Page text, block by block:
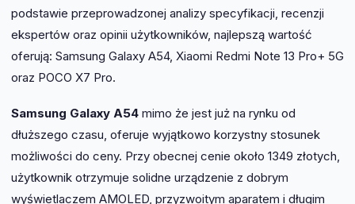
podstawie przeprowadzonej analizy specyfikacji, recenzji
ekspertów oraz opinii użytkowników, najlepszą wartość
oferują: Samsung Galaxy A54, Xiaomi Redmi Note 13 Pro+ 5G
oraz POCO X7 Pro.
Samsung Galaxy A54 mimo że jest już na rynku od
dłuższego czasu, oferuje wyjątkowo korzystny stosunek
możliwości do ceny. Przy obecnej cenie około 1349 złotych,
użytkownik otrzymuje solidne urządzenie z dobrym
wyświetlaczem AMOLED, przyzwoitym aparatem i długim